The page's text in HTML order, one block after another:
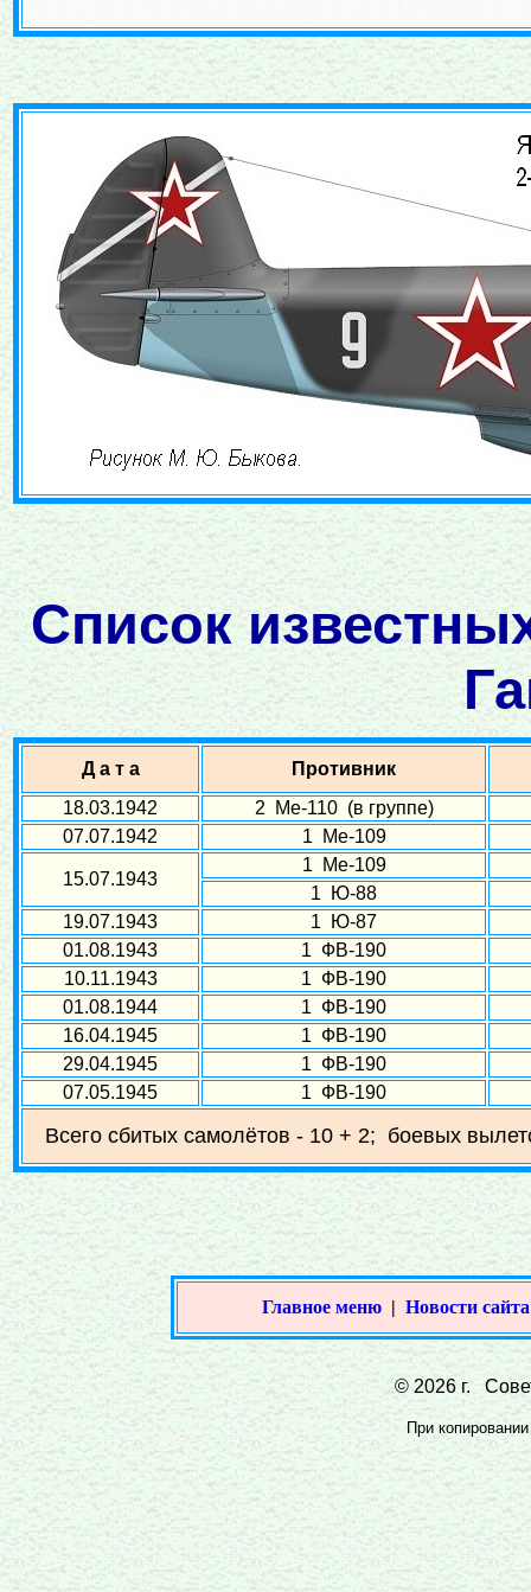
Список
Д а т а
Противник
18.03.1942
2 Ме-110 (в группе)
07.07.1942
1 Ме-109
15.07.1943
1 Ме-109
1 Ю-88
19.07.1943
1 Ю-87
01.08.1943
1 ФВ-190
10.11.1943
1 ФВ-190
01.08.1944
1 ФВ-190
16.04.1945
1 ФВ-190
29.04.1945
1 ФВ-190
07.05.1945
1 ФВ-190
Всего сбитых самолётов - 10 + 2; боевых
Главное меню | Новости сайта
© 2026 г.
При копировании